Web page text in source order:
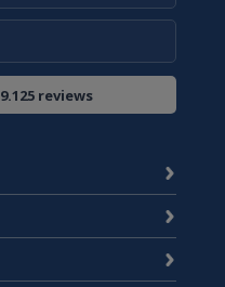
9.125 reviews